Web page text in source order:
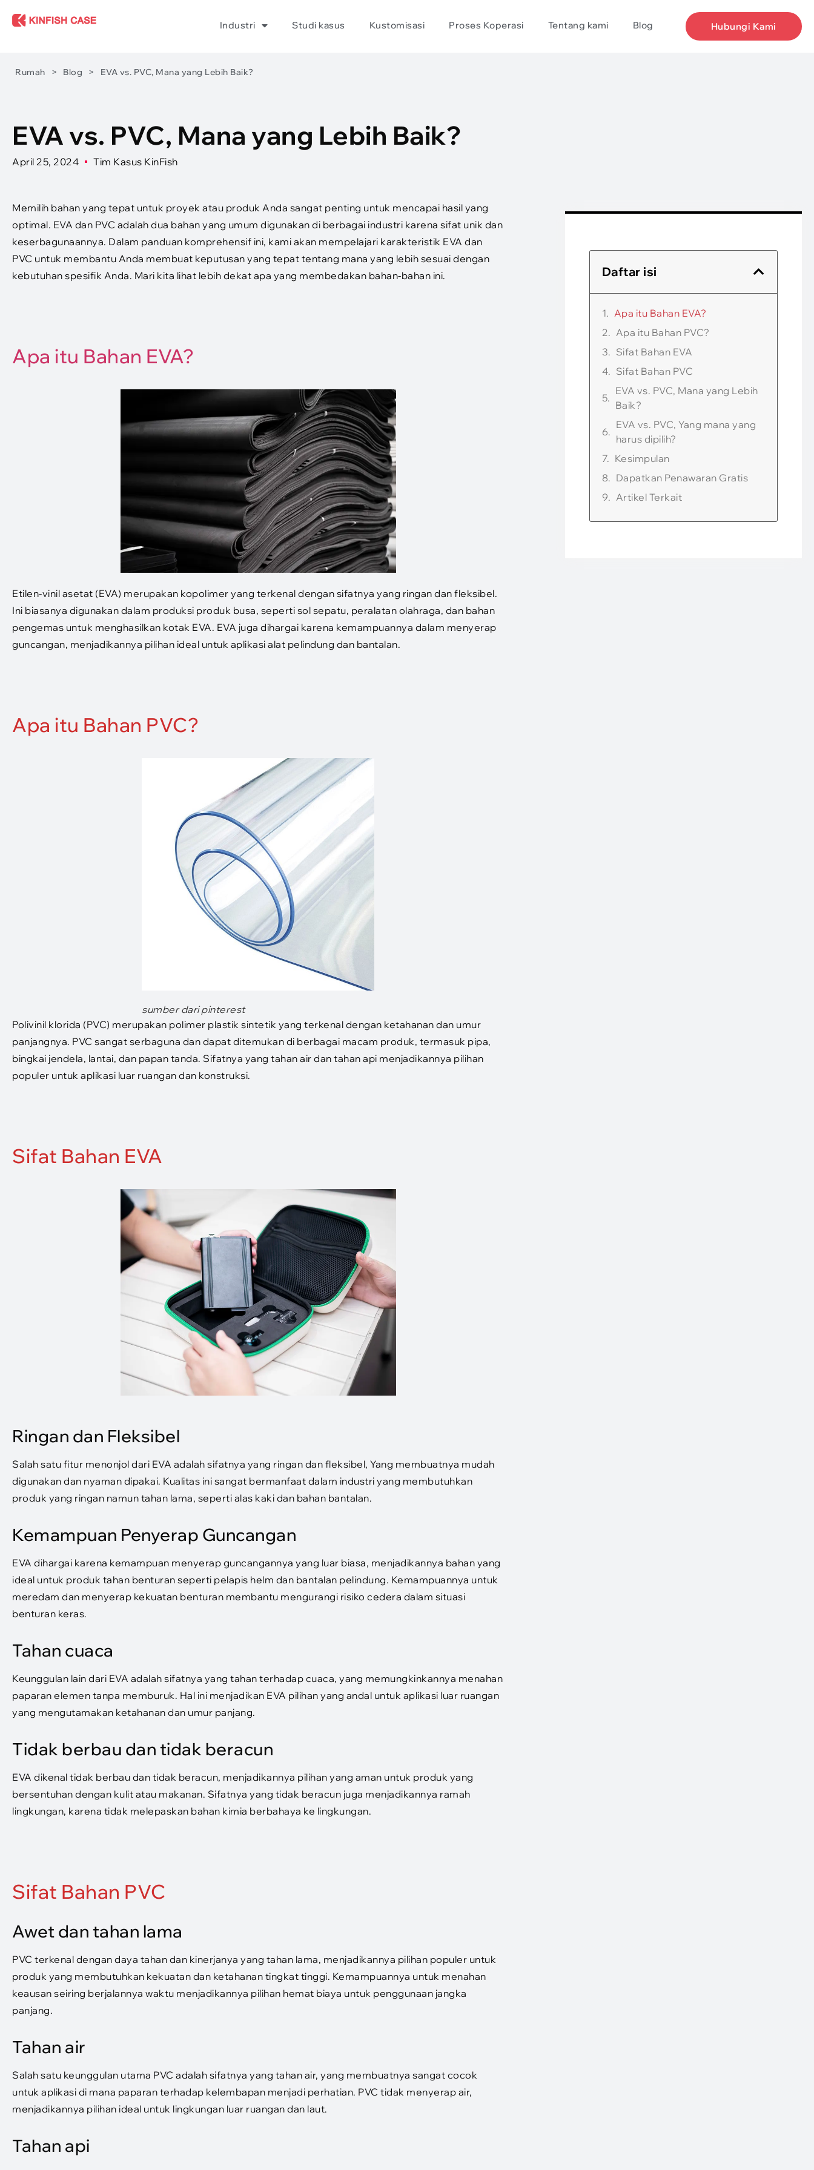
Industri Studi kasus Kustomisasi Proses Koperasi Tentang kami Blog Hubungi Kami
Rumah > Blog > EVA vs. PVC, Mana yang Lebih Baik?
EVA vs. PVC, Mana yang Lebih Baik?
April 25, 2024 Tim Kasus KinFish
Memilih bahan yang tepat untuk proyek atau produk Anda sangat penting untuk mencapai hasil yang
optimal. EVA dan PVC adalah dua bahan yang umum digunakan di berbagai industri karena sifat unik dan
keserbagunaannya. Dalam panduan komprehensif ini, kami akan mempelajari karakteristik EVA dan
PVC untuk membantu Anda membuat keputusan yang tepat tentang mana yang lebih sesuai dengan
kebutuhan spesifik Anda. Mari kita lihat lebih dekat apa yang membedakan bahan-bahan ini.
Apa itu Bahan EVA?
Etilen-vinil asetat (EVA) merupakan kopolimer yang terkenal dengan sifatnya yang ringan dan fleksibel.
Ini biasanya digunakan dalam produksi produk busa, seperti sol sepatu, peralatan olahraga, dan bahan
pengemas untuk menghasilkan kotak EVA. EVA juga dihargai karena kemampuannya dalam menyerap
guncangan, menjadikannya pilihan ideal untuk aplikasi alat pelindung dan bantalan.
Apa itu Bahan PVC?
sumber dari pinterest
Polivinil klorida (PVC) merupakan polimer plastik sintetik yang terkenal dengan ketahanan dan umur
panjangnya. PVC sangat serbaguna dan dapat ditemukan di berbagai macam produk, termasuk pipa,
bingkai jendela, lantai, dan papan tanda. Sifatnya yang tahan air dan tahan api menjadikannya pilihan
populer untuk aplikasi luar ruangan dan konstruksi.
Sifat Bahan EVA
Ringan dan Fleksibel
Salah satu fitur menonjol dari EVA adalah sifatnya yang ringan dan fleksibel, Yang membuatnya mudah
digunakan dan nyaman dipakai. Kualitas ini sangat bermanfaat dalam industri yang membutuhkan
produk yang ringan namun tahan lama, seperti alas kaki dan bahan bantalan.
Kemampuan Penyerap Guncangan
EVA dihargai karena kemampuan menyerap guncangannya yang luar biasa, menjadikannya bahan yang
ideal untuk produk tahan benturan seperti pelapis helm dan bantalan pelindung. Kemampuannya untuk
meredam dan menyerap kekuatan benturan membantu mengurangi risiko cedera dalam situasi
benturan keras.
Tahan cuaca
Keunggulan lain dari EVA adalah sifatnya yang tahan terhadap cuaca, yang memungkinkannya menahan
paparan elemen tanpa memburuk. Hal ini menjadikan EVA pilihan yang andal untuk aplikasi luar ruangan
yang mengutamakan ketahanan dan umur panjang.
Tidak berbau dan tidak beracun
EVA dikenal tidak berbau dan tidak beracun, menjadikannya pilihan yang aman untuk produk yang
bersentuhan dengan kulit atau makanan. Sifatnya yang tidak beracun juga menjadikannya ramah
lingkungan, karena tidak melepaskan bahan kimia berbahaya ke lingkungan.
Sifat Bahan PVC
Awet dan tahan lama
PVC terkenal dengan daya tahan dan kinerjanya yang tahan lama, menjadikannya pilihan populer untuk
produk yang membutuhkan kekuatan dan ketahanan tingkat tinggi. Kemampuannya untuk menahan
keausan seiring berjalannya waktu menjadikannya pilihan hemat biaya untuk penggunaan jangka
panjang.
Tahan air
Salah satu keunggulan utama PVC adalah sifatnya yang tahan air, yang membuatnya sangat cocok
untuk aplikasi di mana paparan terhadap kelembapan menjadi perhatian. PVC tidak menyerap air,
menjadikannya pilihan ideal untuk lingkungan luar ruangan dan laut.
Tahan api
Daftar isi
Apa itu Bahan EVA?
Apa itu Bahan PVC?
Sifat Bahan EVA
Sifat Bahan PVC
EVA vs. PVC, Mana yang Lebih
Baik?
EVA vs. PVC, Yang mana yang
harus dipilih?
Kesimpulan
Dapatkan Penawaran Gratis
Artikel Terkait